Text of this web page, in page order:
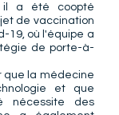
il a été coopté
de vaccination
19, où l'équipe a
de porte-à-
que la médecine
et que
nécessite des